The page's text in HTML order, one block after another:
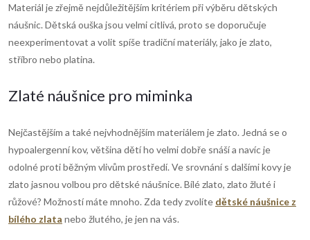
Materiál je zřejmě nejdůležitějším kritériem při výběru dětských
náušnic. Dětská ouška jsou velmi citlivá, proto se doporučuje
neexperimentovat a volit spíše tradiční materiály, jako je zlato,
stříbro nebo platina.
Zlaté náušnice pro miminka
Nejčastějším a také nejvhodnějším materiálem je zlato. Jedná se o
hypoalergenní kov, většina dětí ho velmi dobře snáší a navíc je
odolné proti běžným vlivům prostředí. Ve srovnání s dalšími kovy je
zlato jasnou volbou pro dětské náušnice. Bílé zlato, zlato žluté i
růžové? Možností máte mnoho. Zda tedy zvolíte dětské náušnice z
bílého zlata nebo žlutého, je jen na vás.